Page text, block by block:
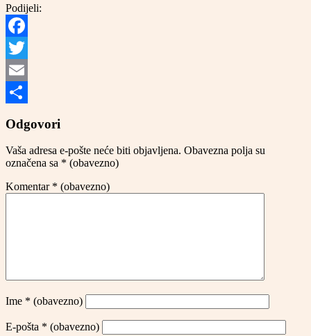
Podijeli:
Facebook
Twitter
Email
Odgovori
Vaša adresa e-pošte neće biti objavljena. Obavezna polja su
označena sa * (obavezno)
Komentar * (obavezno)
Ime * (obavezno)
E-pošta * (obavezno)